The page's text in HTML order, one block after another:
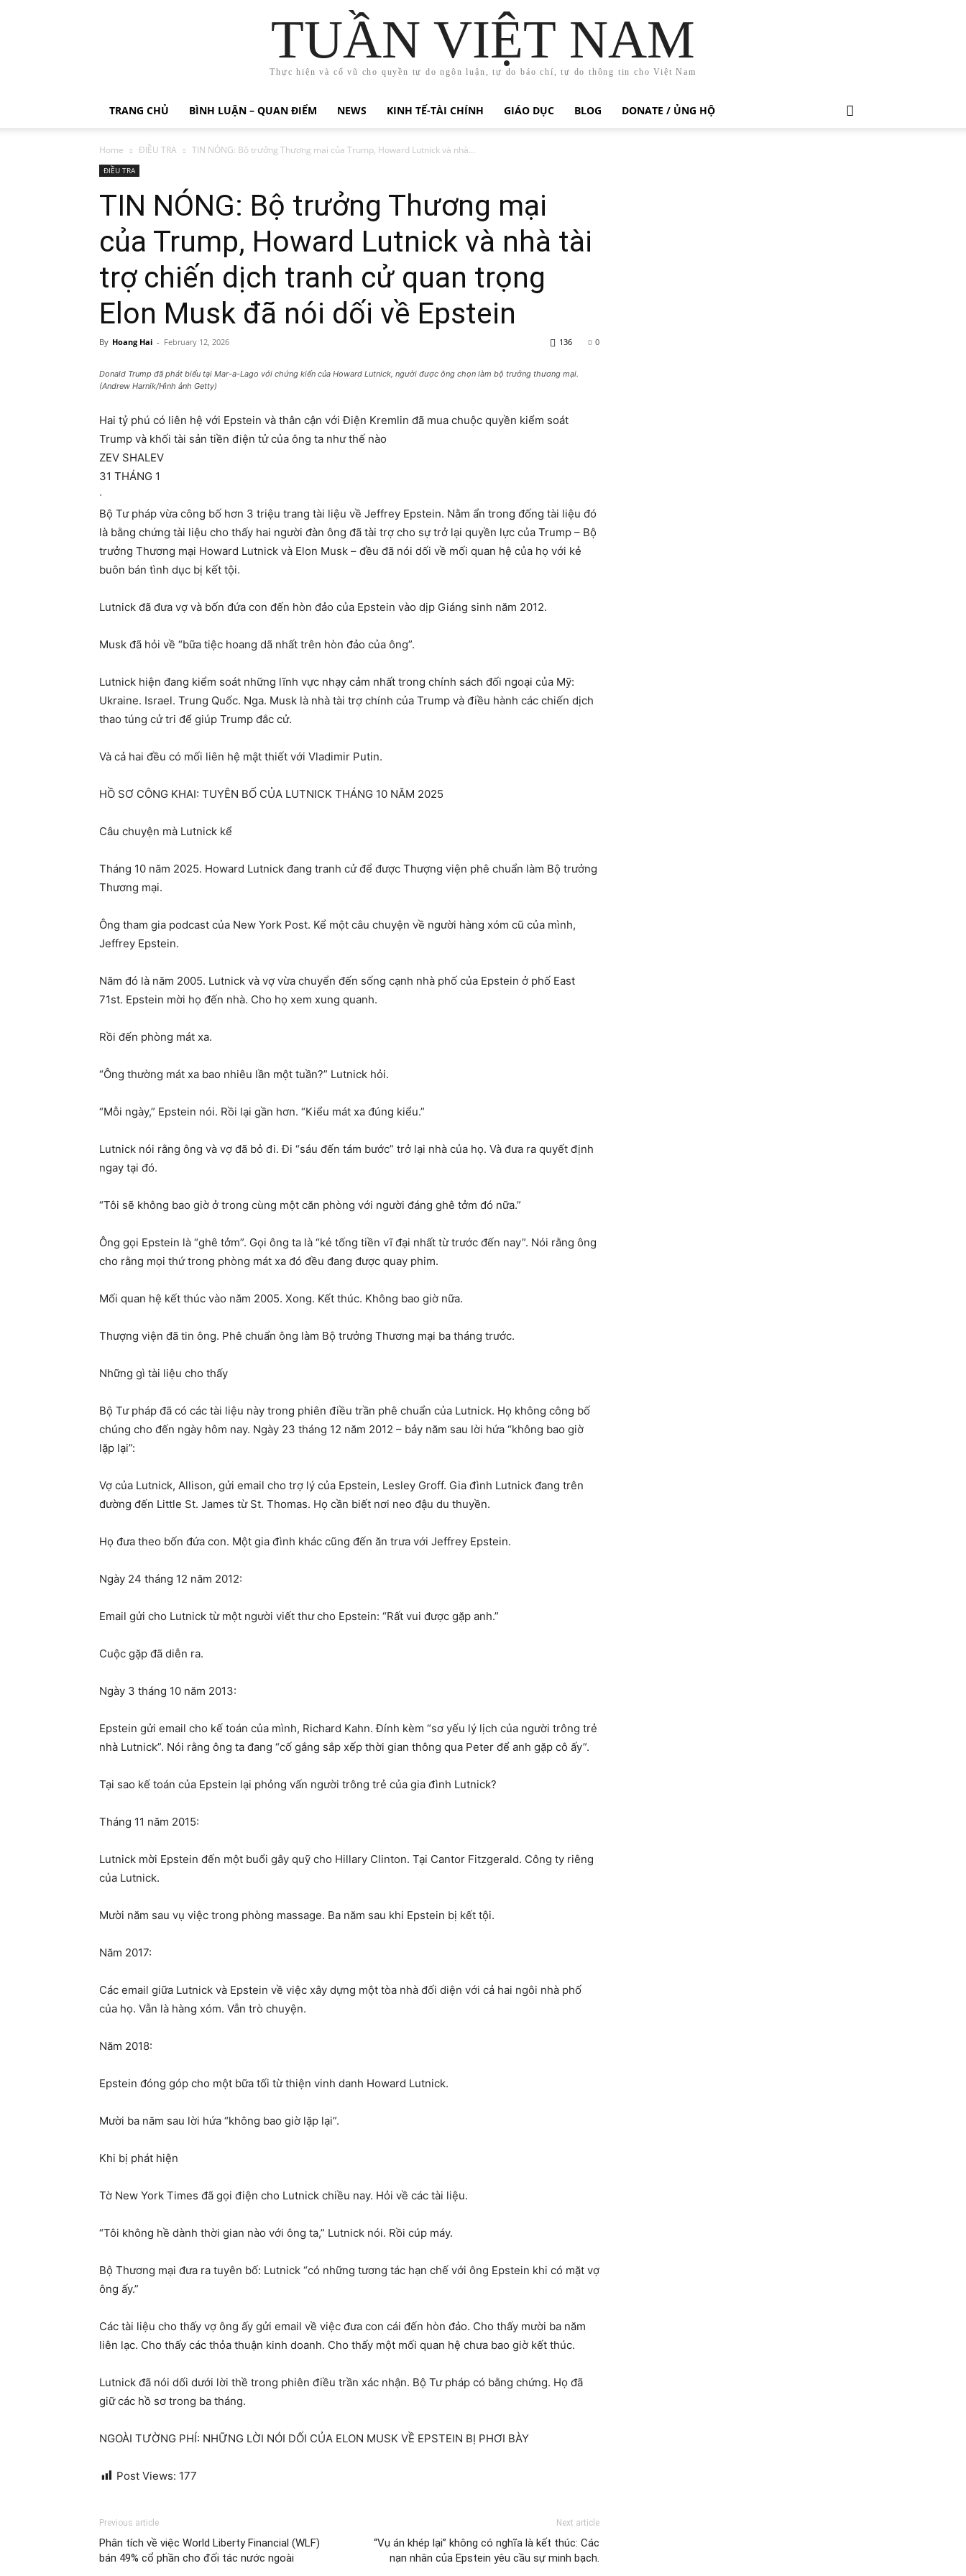
TUẦN VIỆT NAM
Thực hiện và cổ vũ cho quyền tự do ngôn luận, tự do báo chí, tự do thông tin cho Việt Nam
TRANG CHỦ BÌNH LUẬN – QUAN ĐIỂM NEWS KINH TẾ-TÀI CHÍNH GIÁO DỤC BLOG DONATE / ỦNG HỘ
Home ĐIỀU TRA TIN NÓNG: Bộ trưởng Thương mại của Trump, Howard Lutnick và nhà...
ĐIỀU TRA
TIN NÓNG: Bộ trưởng Thương mại
của Trump, Howard Lutnick và nhà tài
trợ chiến dịch tranh cử quan trọng
Elon Musk đã nói dối về Epstein
By Hoang Hai - February 12, 2026 0
136
Donald Trump đã phát biểu tại Mar-a-Lago với chứng kiến ​​​​của Howard Lutnick, người được ông chọn làm bộ trưởng thương mại.
(Andrew Harnik/Hình ảnh Getty)
Hai tỷ phú có liên hệ với Epstein và thân cận với Điện Kremlin đã mua chuộc quyền kiểm soát
Trump và khối tài sản tiền điện tử của ông ta như thế nào
ZEV SHALEV
31 THÁNG 1
∙
Bộ Tư pháp vừa công bố hơn 3 triệu trang tài liệu về Jeffrey Epstein. Nằm ẩn trong đống tài liệu đó
là bằng chứng tài liệu cho thấy hai người đàn ông đã tài trợ cho sự trở lại quyền lực của Trump – Bộ
trưởng Thương mại Howard Lutnick và Elon Musk – đều đã nói dối về mối quan hệ của họ với kẻ
buôn bán tình dục bị kết tội.
Lutnick đã đưa vợ và bốn đứa con đến hòn đảo của Epstein vào dịp Giáng sinh năm 2012.
Musk đã hỏi về “bữa tiệc hoang dã nhất trên hòn đảo của ông”.
Lutnick hiện đang kiểm soát những lĩnh vực nhạy cảm nhất trong chính sách đối ngoại của Mỹ:
Ukraine. Israel. Trung Quốc. Nga. Musk là nhà tài trợ chính của Trump và điều hành các chiến dịch
thao túng cử tri để giúp Trump đắc cử.
Và cả hai đều có mối liên hệ mật thiết với Vladimir Putin.
HỒ SƠ CÔNG KHAI: TUYÊN BỐ CỦA LUTNICK THÁNG 10 NĂM 2025
Câu chuyện mà Lutnick kể
Tháng 10 năm 2025. Howard Lutnick đang tranh cử để được Thượng viện phê chuẩn làm Bộ trưởng
Thương mại.
Ông tham gia podcast của New York Post. Kể một câu chuyện về người hàng xóm cũ của mình,
Jeffrey Epstein.
Năm đó là năm 2005. Lutnick và vợ vừa chuyển đến sống cạnh nhà phố của Epstein ở phố East
71st. Epstein mời họ đến nhà. Cho họ xem xung quanh.
Rồi đến phòng mát xa.
“Ông thường mát xa bao nhiêu lần một tuần?” Lutnick hỏi.
“Mỗi ngày,” Epstein nói. Rồi lại gần hơn. “Kiểu mát xa đúng kiểu.”
Lutnick nói rằng ông và vợ đã bỏ đi. Đi “sáu đến tám bước” trở lại nhà của họ. Và đưa ra quyết định
ngay tại đó.
“Tôi sẽ không bao giờ ở trong cùng một căn phòng với người đáng ghê tởm đó nữa.”
Ông gọi Epstein là “ghê tởm”. Gọi ông ta là “kẻ tống tiền vĩ đại nhất từ ​​trước đến nay”. Nói rằng ông
cho rằng mọi thứ trong phòng mát xa đó đều đang được quay phim.
Mối quan hệ kết thúc vào năm 2005. Xong. Kết thúc. Không bao giờ nữa.
Thượng viện đã tin ông. Phê chuẩn ông làm Bộ trưởng Thương mại ba tháng trước.
Những gì tài liệu cho thấy
Bộ Tư pháp đã có các tài liệu này trong phiên điều trần phê chuẩn của Lutnick. Họ không công bố
chúng cho đến ngày hôm nay. Ngày 23 tháng 12 năm 2012 – bảy năm sau lời hứa “không bao giờ
lặp lại”:
Vợ của Lutnick, Allison, gửi email cho trợ lý của Epstein, Lesley Groff. Gia đình Lutnick đang trên
đường đến Little St. James từ St. Thomas. Họ cần biết nơi neo đậu du thuyền.
Họ đưa theo bốn đứa con. Một gia đình khác cũng đến ăn trưa với Jeffrey Epstein.
Ngày 24 tháng 12 năm 2012:
Email gửi cho Lutnick từ một người viết thư cho Epstein: “Rất vui được gặp anh.”
Cuộc gặp đã diễn ra.
Ngày 3 tháng 10 năm 2013:
Epstein gửi email cho kế toán của mình, Richard Kahn. Đính kèm “sơ yếu lý lịch của người trông trẻ
nhà Lutnick”. Nói rằng ông ta đang “cố gắng sắp xếp thời gian thông qua Peter để anh gặp cô ấy”.
Tại sao kế toán của Epstein lại phỏng vấn người trông trẻ của gia đình Lutnick?
Tháng 11 năm 2015:
Lutnick mời Epstein đến một buổi gây quỹ cho Hillary Clinton. Tại Cantor Fitzgerald. Công ty riêng
của Lutnick.
Mười năm sau vụ việc trong phòng massage. Ba năm sau khi Epstein bị kết tội.
Năm 2017:
Các email giữa Lutnick và Epstein về việc xây dựng một tòa nhà đối diện với cả hai ngôi nhà phố
của họ. Vẫn là hàng xóm. Vẫn trò chuyện.
Năm 2018:
Epstein đóng góp cho một bữa tối từ thiện vinh danh Howard Lutnick.
Mười ba năm sau lời hứa “không bao giờ lặp lại”.
Khi bị phát hiện
Tờ New York Times đã gọi điện cho Lutnick chiều nay. Hỏi về các tài liệu.
“Tôi không hề dành thời gian nào với ông ta,” Lutnick nói. Rồi cúp máy.
Bộ Thương mại đưa ra tuyên bố: Lutnick “có những tương tác hạn chế với ông Epstein khi có mặt vợ
ông ấy.”
Các tài liệu cho thấy vợ ông ấy gửi email về việc đưa con cái đến hòn đảo. Cho thấy mười ba năm
liên lạc. Cho thấy các thỏa thuận kinh doanh. Cho thấy một mối quan hệ chưa bao giờ kết thúc.
Lutnick đã nói dối dưới lời thề trong phiên điều trần xác nhận. Bộ Tư pháp có bằng chứng. Họ đã
giữ các hồ sơ trong ba tháng.
NGOÀI TƯỜNG PHÍ: NHỮNG LỜI NÓI DỐI CỦA ELON MUSK VỀ EPSTEIN BỊ PHƠI BÀY
Post Views: 177
Previous article
Phân tích về việc World Liberty Financial (WLF)
bán 49% cổ phần cho đối tác nước ngoài
Next article
“Vụ án khép lại” không có nghĩa là kết thúc: Các
nạn nhân của Epstein yêu cầu sự minh bạch.